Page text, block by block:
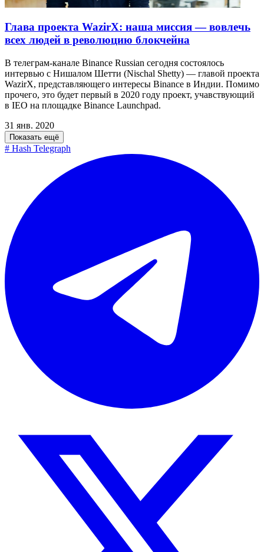
Глава проекта WazirX: наша миссия — вовлечь
всех людей в революцию блокчейна
В телеграм-канале Binance Russian сегодня состоялось
интервью с Нишалом Шетти (Nischal Shetty) — главой проекта
WazirX, представляющего интересы Binance в Индии. Помимо
прочего, это будет первый в 2020 году проект, учавствующий
в IEO на площадке Binance Launchpad.
31 янв. 2020
Показать ещё
# Hash Telegraph